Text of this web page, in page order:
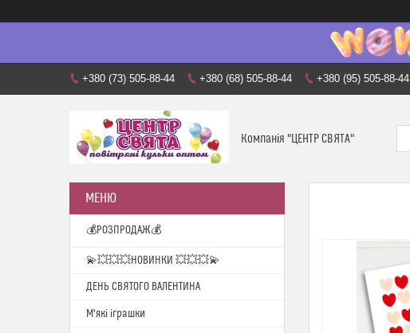
+380 (73) 505-88-44 +380 (68) 505-88-44 +380 (95) 505-88-44
Компанія "ЦЕНТР СВЯТА"
💰РОЗПРОДАЖ💰
💫💥💥💥НОВИНКИ 💥💥💥💫
ДЕНЬ СВЯТОГО ВАЛЕНТИНА
М'які іграшки